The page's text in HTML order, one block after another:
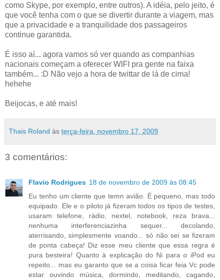
como Skype, por exemplo, entre outros). A idéia, pelo jeito, é
que você tenha com o que se divertir durante a viagem, mas
que a privacidade e a tranquilidade dos passageiros
continue garantida.
É isso aí... agora vamos só ver quando as companhias
nacionais começam a oferecer WIFI pra gente na faixa
também... :D Não vejo a hora de twittar de lá de cima!
hehehe
Beijocas, e até mais!
Thais Roland às terça-feira, novembro 17, 2009
3 comentários:
Flavio Rodrigues 18 de novembro de 2009 às 08:45
Eu tenho um cliente que temn avião. É pequeno, mas todo
equipado. Ele e o piloto já fizeram todos os tipos de testes,
usaram telefone, rádio, nextel, notebook, reza brava...
nenhuma interferenciazinha sequer... decolando,
aterrisando, simplesmente voando... só não sei se fizeram
de ponta cabeça! Diz esse meu cliente que essa regra é
pura besteira! Quanto à explicação do Ni para o iPod eu
repeito... mas eu garanto que se a coisa ficar feia Vc pode
estar ouvindo música, dormindo, meditando, cagando,